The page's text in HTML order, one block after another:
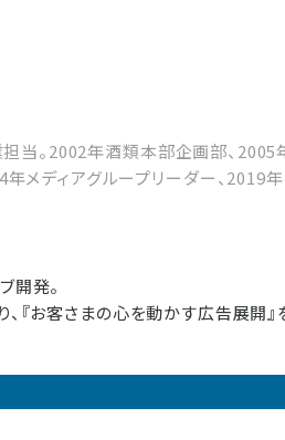
当。2002年酒類本部企画部、2005
メディアグループリーダー、2019
開発。
『お客さまの心を動かす広告展開』